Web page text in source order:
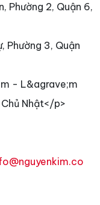
Phường 2, Quận 6,
Phường 3, Quận
- L&agrave;m
Nhật</p>